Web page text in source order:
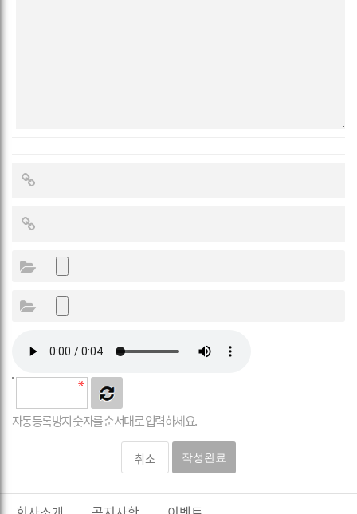
자동등록방지 숫자를 순서대로 입력하세요.
취소 작성완료